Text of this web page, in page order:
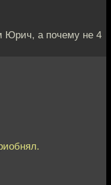
Юрич, а почему не 4